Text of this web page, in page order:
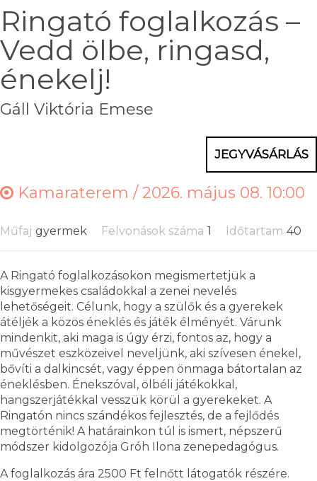
Ringató foglalkozás –
Vedd ölbe, ringasd,
énekelj!
Gáll Viktória Emese
JEGYVÁSÁRLÁS
Kamaraterem /2026. május 08. 10:00
Műfaj gyermek Felvonások száma 1 Időtartam 40
A Ringató foglalkozásokon megismertetjük a
kisgyermekes családokkal a zenei nevelés
lehetőségeit. Célunk, hogy a szülők és a gyerekek
átéljék a közös éneklés és játék élményét. Várunk
mindenkit, aki maga is úgy érzi, fontos az, hogy a
művészet eszközeivel neveljünk, aki szívesen énekel,
bővíti a dalkincsét, vagy éppen önmaga bátortalan az
éneklésben. Énekszóval, ölbéli játékokkal,
hangszerjátékkal vesszük körül a gyerekeket. A
Ringatón nincs szándékos fejlesztés, de a fejlődés
megtörténik! A határainkon túl is ismert, népszerű
módszer kidolgozója Gróh Ilona zenepedagógus.
A foglalkozás ára 2500 Ft felnőtt látogatók részére.